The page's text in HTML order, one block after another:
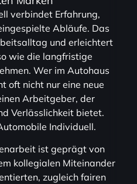
verbindet Erfahrung,
Abläufe. Das
und erleichtert
wie die langfristige
Wer im Autohaus
oft nicht nur eine neue
Arbeitgeber, der
Verlässlichkeit bietet.
Individuell.
ist geprägt von
kollegialen Miteinander
zugleich fairen